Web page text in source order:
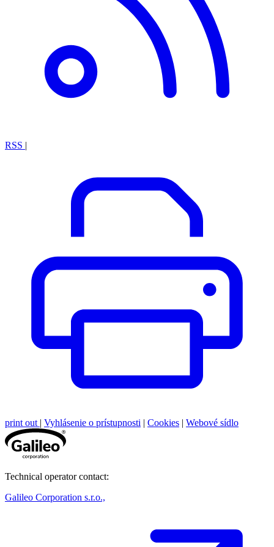
RSS |
print out | Vyhlásenie o prístupnosti | Cookies | Webové sídlo
Technical operator contact:
Galileo Corporation s.r.o.,